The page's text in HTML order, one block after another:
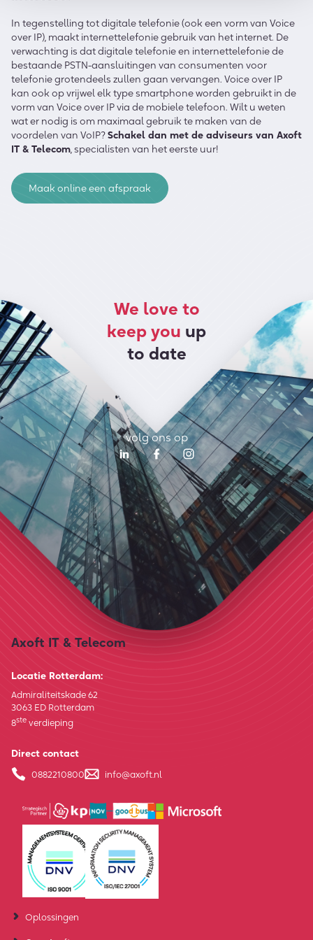
In tegenstelling tot digitale telefonie (ook een vorm van Voice
over IP), maakt internettelefonie gebruik van het internet. De
verwachting is dat digitale telefonie en internettelefonie de
bestaande PSTN-aansluitingen van consumenten voor
telefonie grotendeels zullen gaan vervangen. Voice over IP
kan ook op vrijwel elk type smartphone worden gebruikt in de
vorm van Voice over IP via de mobiele telefoon. Wilt u weten
wat er nodig is om maximaal gebruik te maken van de
voordelen van VoIP?Schakel dan met de adviseurs van Axoft
IT & Telecom, specialisten van het eerste uur!
Maak online een afspraak
We love to
keep you up
to date
volg ons op
Axoft IT & Telecom
Locatie Rotterdam:
Admiraliteitskade 62
3063 ED Rotterdam
8ste verdieping
Direct contact
0882210800 info@axoft.nl
Oplossingen